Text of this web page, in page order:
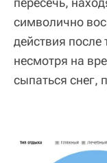
символично
действия после
несмотря на
сыпаться снег,